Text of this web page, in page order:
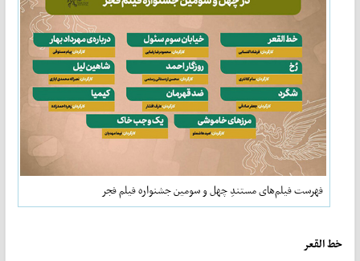
فهرست فیلم‌های مستندِ چهل و سومین جشنواره فیلم فجر
خط القعر